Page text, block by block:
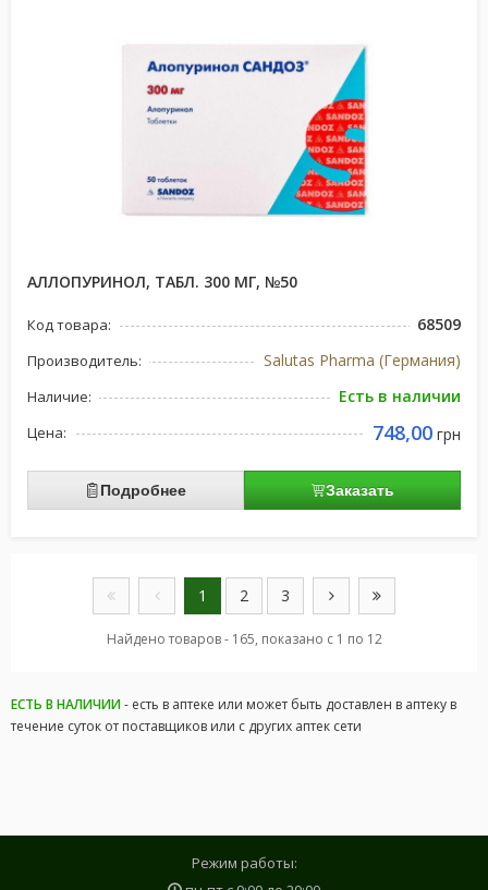
АЛЛОПУРИНОЛ, ТАБЛ. 300 МГ, №50
Код товара: 68509
Производитель: Salutas Pharma (Германия)
Наличие: Есть в наличии
Цена: 748,00 грн
Подробнее Заказать
1 2 3
Найдено товаров - 165, показано с 1 по 12
ЕСТЬ В НАЛИЧИИ- есть в аптеке или может быть доставлен в аптеку в
течение суток от поставщиков или с других аптек сети
Режим работы: